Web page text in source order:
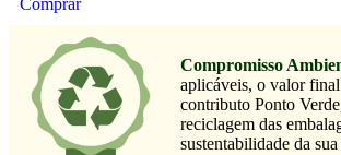
Compromisso
aplicáveis, o valor
contributo Ponto
reciclagem das
sustentabilidade da